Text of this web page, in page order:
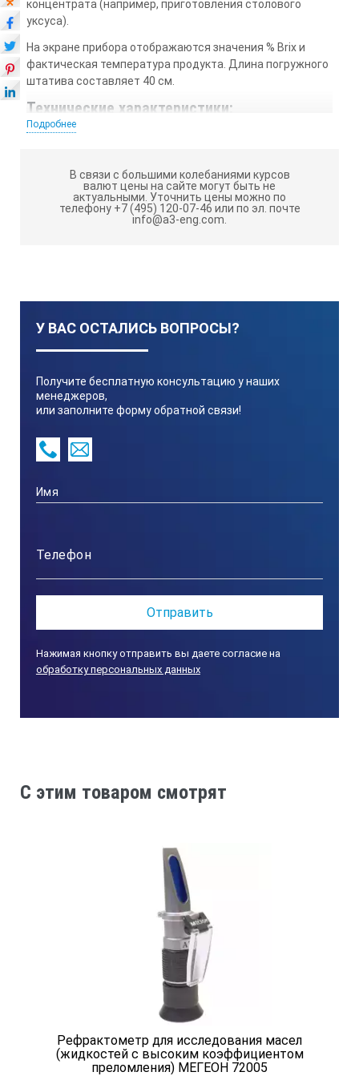
концентрата (например, приготовления столового
уксуса).
На экране прибора отображаются значения % Brix и
фактическая температура продукта. Длина погружного
штатива составляет 40 см.
Технические характеристики:
Brix 0.0….42.0%
Температура 10.0….99.9°C
Brix: ±0.2% Температура: ±0.5°C
Функция АТК:
10…95°C
Размеры и вес:
8*40*7.2 см. Погружная часть может быть увеличена до
Подробнее
В связи с большими колебаниями курсов
валют цены на сайте могут быть не
актуальными. Уточнить цены можно по
телефону +7 (495) 120-07-46 или по эл. почте
info@a3-eng.com.
У ВАС ОСТАЛИСЬ ВОПРОСЫ?
Получите бесплатную консультацию у наших
менеджеров,
или заполните форму обратной связи!
Нажимая кнопку отправить вы даете согласие на
обработку персональных данных
C этим товаром смотрят
Рефрактометр для исследования масел
(жидкостей с высоким коэффициентом
преломления) МЕГЕОН 72005